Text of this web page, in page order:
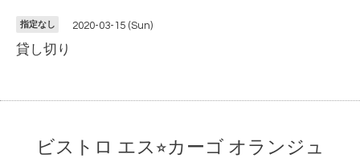
指定なし 2020-03-15 (Sun)
貸し切り
ビストロ エス⭐︎カーゴ オランジュ